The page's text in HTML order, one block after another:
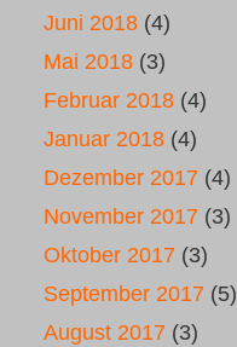
Juni 2018 (4)
Mai 2018 (3)
Februar 2018 (4)
Januar 2018 (4)
Dezember 2017 (4)
November 2017 (3)
Oktober 2017 (3)
September 2017 (5)
August 2017 (3)